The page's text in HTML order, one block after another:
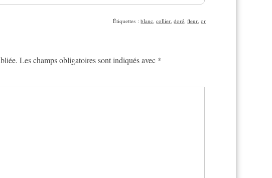
Étiquettes :blanc,collier,doré,fleur,or
Les champs obligatoires sont indiqués avec *